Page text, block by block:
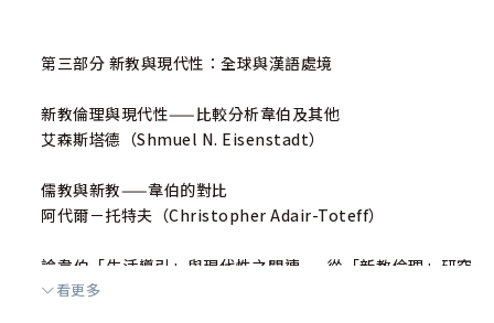
第三部分 新教與現代性：全球與漢語處境
新教倫理與現代性——比較分析韋伯及其他
艾森斯塔德（Shmuel N. Eisenstadt）
儒教與新教——韋伯的對比
阿代爾－托特夫（Christopher Adair-Toteff）
論韋伯「生活導引」與現代性之關連——從「新教倫理」研究
的考察出發
看更多